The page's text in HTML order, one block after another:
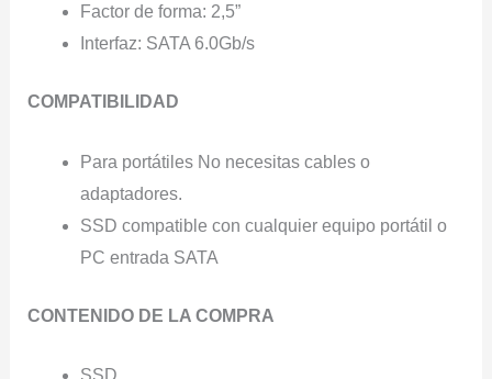
Factor de forma: 2,5”
Interfaz: SATA 6.0Gb/s
COMPATIBILIDAD
Para portátiles No necesitas cables o
adaptadores.
SSD compatible con cualquier equipo portátil o
PC entrada SATA
CONTENIDO DE LA COMPRA
SSD